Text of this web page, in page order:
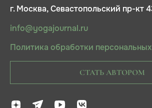
г. Москва, Севастопольский пр-кт
info@yogajournal.ru
Политика обработки
СТАТЬ АВТОРОМ